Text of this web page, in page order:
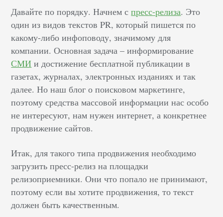
Давайте по порядку. Начнем спресс-релиза. Это
один из видов текстов PR, который пишется по
какому-либо инфоповоду, значимому для
компании. Основная задача – информирование
СМИ и достижение бесплатной публикации в
газетах, журналах, электронных изданиях и так
далее. Но наш блог о поисковом маркетинге,
поэтому средства массовой информации нас особо
не интересуют, нам нужен интернет, а конкретнее
продвижение сайтов.
Итак, для такого типа продвижения необходимо
загрузить пресс-релиз на площадки
релизоприемники. Они что попало не принимают,
поэтому если вы хотите продвижения, то текст
должен быть качественным.